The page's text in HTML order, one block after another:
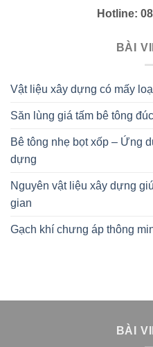
Hotline:
BÀI
Vật liệu xây dựng có mấy
Săn lùng giá tấm bê tông
Bê tông nhẹ bọt xốp – Ứng
dựng
Nguyên vật liệu xây dựng
gian
Gạch khí chưng áp thông
BÀI